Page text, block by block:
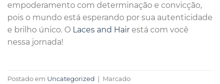
empoderamento com determinação e convicção,
pois o mundo está esperando por sua autenticidade
e brilho único. O Laces and Hair está com você
nessa jornada!
Postado em Uncategorized | Marcado